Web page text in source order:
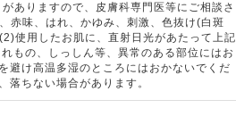
ありますので、皮膚科専門医等にご相談さ
赤味、はれ、かゆみ、刺激、色抜け(白斑
使用したお肌に、直射日光があたって上記
もの、しっしん等、異常のある部位にはお
避け高温多湿のところにはおかないでくだ
落ちない場合があります。